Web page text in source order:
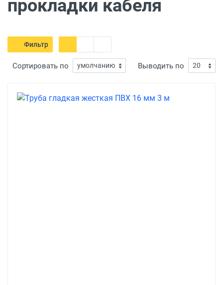
прокладки кабеля
Фильтр
Сортировать по Выводить по